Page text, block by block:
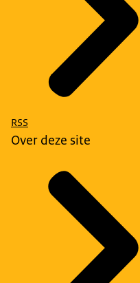
RSS
Over deze site